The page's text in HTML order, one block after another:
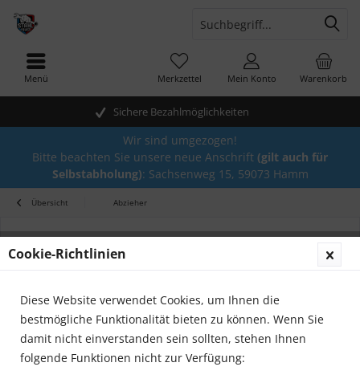
Sichere Bezahlmöglichkeiten
Warenkorb
Merkzettel Mein Konto
Menü
Wir sind umgezogen!
Bitte beachten Sie unsere neue Anschrift (gilt auch für
Selbstabholung): Sachsenweg 15, 59073 Hamm
Übersicht Abzieher
Cookie-Richtlinien
Diese Website verwendet Cookies, um Ihnen die
bestmögliche Funktionalität bieten zu können. Wenn Sie
damit nicht einverstanden sein sollten, stehen Ihnen
folgende Funktionen nicht zur Verfügung: